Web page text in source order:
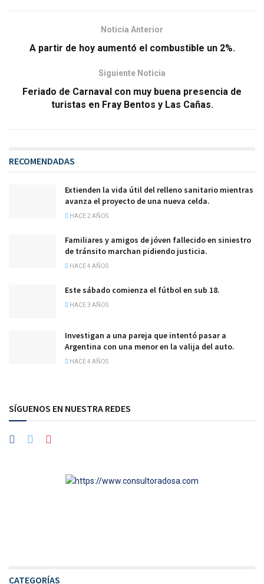
Noticia Anterior
A partir de hoy aumentó el combustible un 2%.
Siguiente Noticia
Feriado de Carnaval con muy buena presencia de
turistas en Fray Bentos y Las Cañas.
RECOMENDADAS
Extienden la vida útil del relleno sanitario mientras
avanza el proyecto de una nueva celda.
HACE 2 AÑOS
Familiares y amigos de jóven fallecido en siniestro
de tránsito marchan pidiendo justicia.
HACE 4 AÑOS
Este sábado comienza el fútbol en sub 18.
HACE 3 AÑOS
Investigan a una pareja que intentó pasar a
Argentina con una menor en la valija del auto.
HACE 4 AÑOS
SÍGUENOS EN NUESTRA REDES
CATEGORÍAS